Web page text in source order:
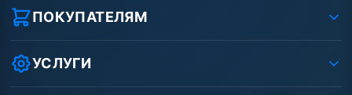
Реквизиты ООО «Шоп АВД»
Защита данных клиента
Условия соглашения
Вакансии
ПОКУПАТЕЛЯМ
Как заказать?
Оплата
Доставка
УСЛУГИ
Ремонт АВД